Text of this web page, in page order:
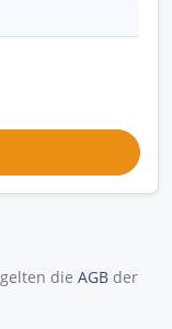
die AGB der